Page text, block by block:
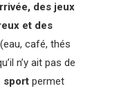
des jeux
et des
(eau, café, thés
n’y ait pas de
sport permet